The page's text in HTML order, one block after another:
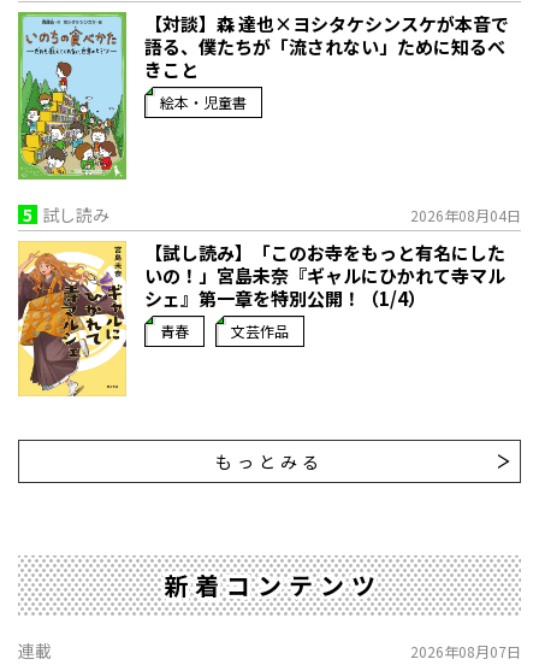
【対談】森 達也×ヨシタケシンスケが本音で
語る、僕たちが「流されない」ために知るべ
きこと
絵本・児童書
5 試し読み 2026年08月04日
【試し読み】「このお寺をもっと有名にした
いの！」宮島未奈『ギャルにひかれて寺マル
シェ』第一章を特別公開！（1/4）
青春 文芸作品
もっとみる
新着コンテンツ
連載 2026年08月07日